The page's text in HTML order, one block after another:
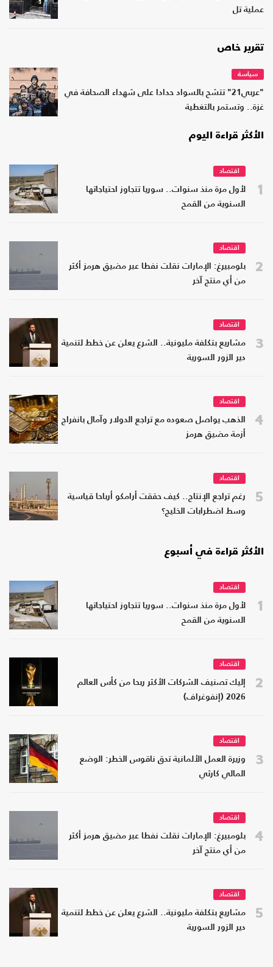
عملية تل
تقرير خاص
سياسة
"عربي21" تتشح بالسواد حدادا على شهداء الصحافة في
غزة.. وتستمر بالتغطية
الأكثر قراءة اليوم
1
اقتصاد
لأول مرة منذ سنوات.. سوريا تتجاوز احتياجاتها
السنوية من القمح
2
اقتصاد
بلومبيرغ: الإمارات نقلت نفطا عبر مضيق هرمز أكثر
من أي منتج آخر
3
اقتصاد
مشاريع بتكلفة مليونية.. الشرع يعلن عن خطط لتنمية
دير الزور السورية
4
اقتصاد
الذهب يواصل صعوده مع تراجع الدولار وآمال بانفراج
أزمة مضيق هرمز
5
اقتصاد
رغم تراجع الإنتاج.. كيف حققت أرامكو أرباحا قياسية
وسط اضطرابات الخليج؟
الأكثر قراءة في أسبوع
1
اقتصاد
لأول مرة منذ سنوات.. سوريا تتجاوز احتياجاتها
السنوية من القمح
2
اقتصاد
إليك تصنيف الشركات الأكثر ربحا من كأس العالم
2026 (إنفوغراف)
3
اقتصاد
وزيرة العمل الألمانية تدق ناقوس الخطر: الوضع
المالي كارثي
4
اقتصاد
بلومبيرغ: الإمارات نقلت نفطا عبر مضيق هرمز أكثر
من أي منتج آخر
5
اقتصاد
مشاريع بتكلفة مليونية.. الشرع يعلن عن خطط لتنمية
دير الزور السورية